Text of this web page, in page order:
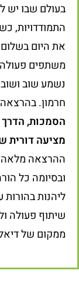
בעולם שבו יש
התמודדויות,
את היום
משתפים
נשמע שוב
חרמון.
הסמכות, הדרך
מציעה דורית
ההרצאה מלאה
ובסיומה כל
ליהנות
שיתוף פעולה
ממקום של